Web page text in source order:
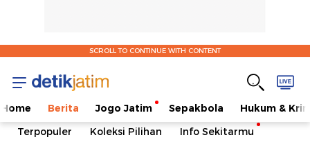
SCROLL TO CONTINUE WITH CONTENT
Home Berita Jogo Jatim Sepakbola
Hukum &
Terpopuler
Koleksi Pilihan Info Sekitarmu